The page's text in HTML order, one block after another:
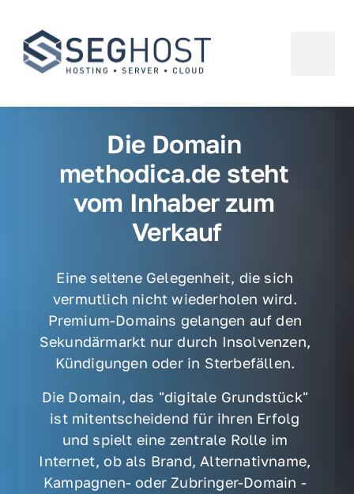
Die Domain
methodica.de steht
vom Inhaber zum
Verkauf
Eine seltene Gelegenheit, die sich
vermutlich nicht wiederholen wird.
Premium-Domains gelangen auf den
Sekundärmarkt nur durch Insolvenzen,
Kündigungen oder in Sterbefällen.
Die Domain, das "digitale Grundstück"
ist mitentscheidend für ihren Erfolg
und spielt eine zentrale Rolle im
Internet, ob als Brand, Alternativname,
Kampagnen- oder Zubringer-Domain -